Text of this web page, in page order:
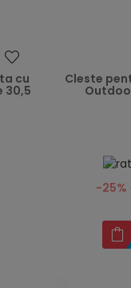
heart
cu
30,5
Cleste
-25%